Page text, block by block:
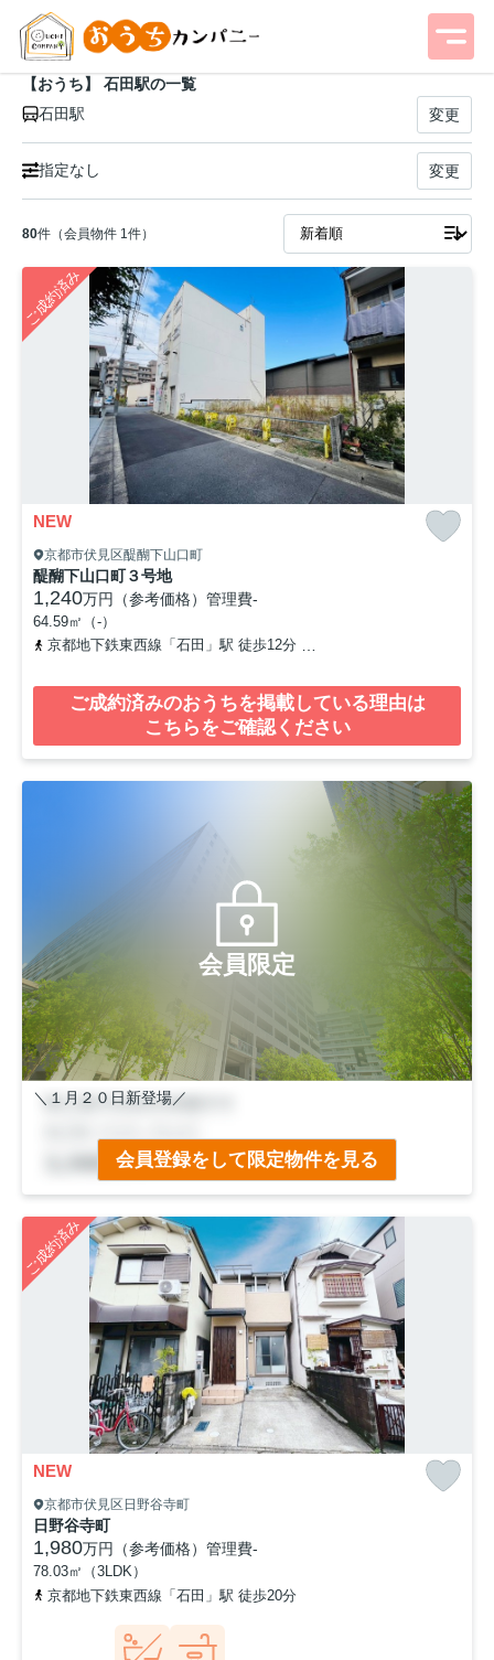
【おうち】 石田駅の一覧
石田駅
変更
指定なし 変更
80件（会員物件 1件）
ご成約済み
NEW
京都市伏見区醍醐下山口町
醍醐下山口町３号地
1,240万円（参考価格） 管理費-
64.59㎡（-）
京都地下鉄東西線「石田」駅 徒歩12分
ご成約済みのおうちを掲載している理由は
こちらをご確認ください
会員限定
＼１月２０日新登場／
■月々のお支払い５万円台
■前道６ｍ×間口６.５ｍ
■小学校歩５分・中学校歩８分
■周辺施設も徒歩圏内
■大変丁寧にご使用されています◎
会員登録をして限定物件を見る
ご成約済み
NEW
京都市伏見区日野谷寺町
日野谷寺町
1,980万円（参考価格） 管理費-
78.03㎡（3LDK）
京都地下鉄東西線「石田」駅 徒歩20分